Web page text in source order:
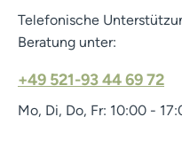
Telefonische
Beratung unter:
+49 521-93 44 69 72
Mo, Di, Do, Fr: 10:00 -